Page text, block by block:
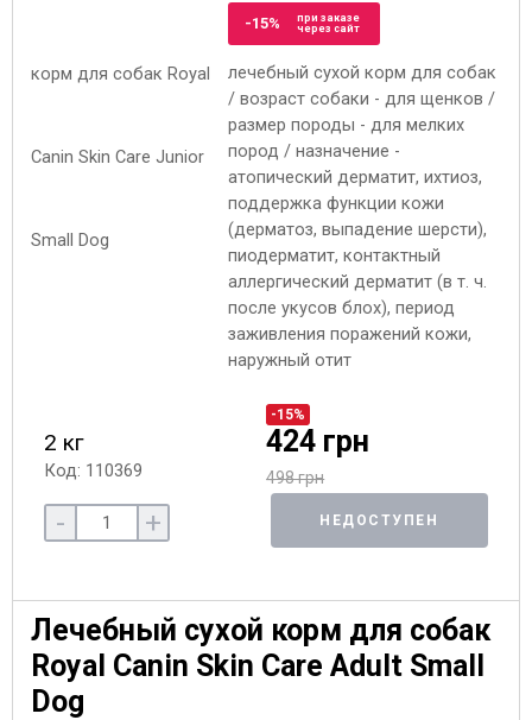
-15%
при заказе
через сайт
лечебный сухой корм для собак
/ возраст собаки - для щенков /
размер породы - для мелких
пород / назначение -
атопический дерматит, ихтиоз,
поддержка функции кожи
(дерматоз, выпадение шерсти),
пиодерматит, контактный
аллергический дерматит (в т. ч.
после укусов блох), период
заживления поражений кожи,
наружный отит
2 кг
Код: 110369
-15%
424 грн
498 грн
- + НЕДОСТУПЕН
Лечебный сухой корм для собак
Royal Canin Skin Care Adult Small
Dog